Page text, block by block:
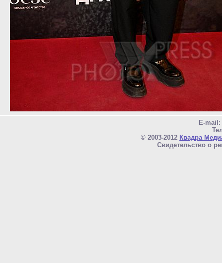
E-mail:
© 2003-2012 Квадра
Свидетельство о